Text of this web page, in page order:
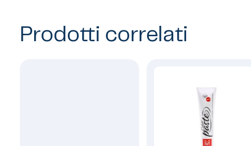
Prodotti correlati